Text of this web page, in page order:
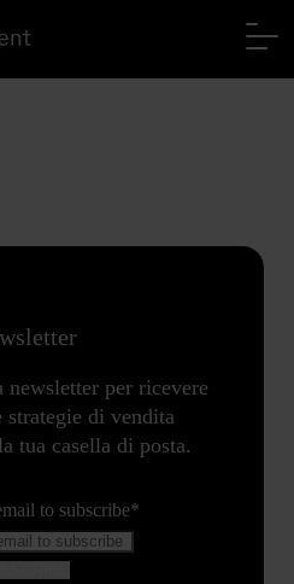
per ricevere
strategie di vendita
tua casella di posta.
to subscribe*